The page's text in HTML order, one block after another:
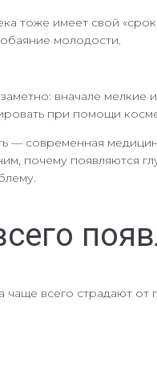
тоже имеет свой
молодости.
вначале мелкие
при помощи
— современная
почему появляются
чаще всего страдают